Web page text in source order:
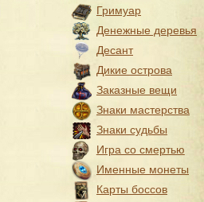
Гримуар
Денежные деревья
Десант
Дикие острова
Заказные вещи
Знаки мастерства
Знаки судьбы
Игра со смертью
Именные монеты
Карты боссов